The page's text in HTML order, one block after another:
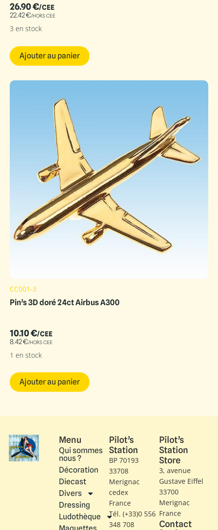
26.90€/CEE
22.42€/HORS CEE
3 en stock
Ajouter au panier
CC001-3
Pin’s 3D doré 24ct Airbus A300
10.10€/CEE
8.42€/HORS CEE
1 en stock
Ajouter au panier
Menu
Qui sommes
nous ?
Décoration
Diecast
Divers
Dressing
Ludothèque
Pilot’s
Station
BP 70193
33708
Merignac
cedex
France
Tél. (+33)0 556
348 708
Pilot’s
Station
Store
3, avenue
Gustave Eiffel​
33700
Merignac
France
Contact